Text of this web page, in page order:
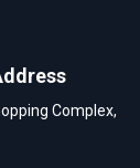
Complex,